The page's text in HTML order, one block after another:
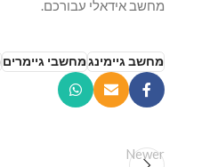
מחשב אידאלי עבורכם.
מחשב גיימינגמחשבי גיימרים
Newer